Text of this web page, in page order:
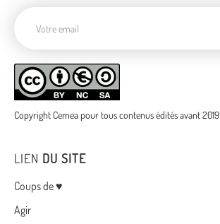
Copyright Cemea pour tous contenus édités avant 2019
LIEN DU SITE
Menu
Coups de ♥
Agir